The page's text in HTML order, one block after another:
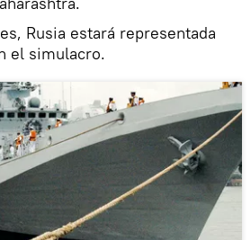
Rusia estará representada
el simulacro.